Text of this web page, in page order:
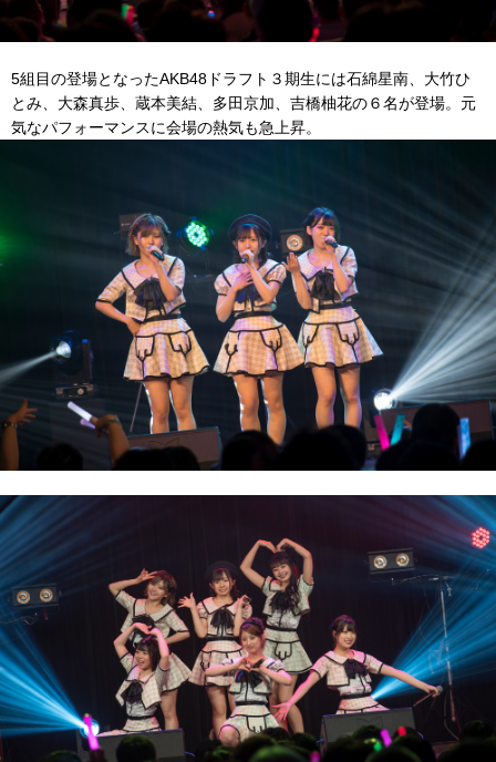
5組目の登場となったAKB48ドラフト３期生には石綿星南、大竹ひ
とみ、大森真歩、蔵本美結、多田京加、吉橋柚花の６名が登場。元
気なパフォーマンスに会場の熱気も急上昇。